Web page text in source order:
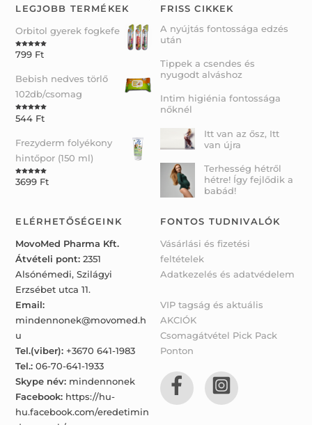
To
LEGJOBB TERMÉKEK
Orbitol gyerek fogkefe
Rated5.00
out of 5
799 Ft
Bebish nedves törlő
102db/csomag
Rated5.00
out of 5
544 Ft
Frezyderm folyékony
hintőpor (150 ml)
Rated5.00
out of 5
3699 Ft
FRISS CIKKEK
A nyújtás fontossága edzés
után
Tippek a csendes és
nyugodt alváshoz
Intim higiénia fontossága
nőknél
Itt van az ősz, Itt
van újra
Terhesség hétről
hétre! Így fejlődik a
babád!
ELÉRHETŐSÉGEINK
MovoMed Pharma Kft.
Átvételi pont: 2351
Alsónémedi, Szilágyi
Erzsébet utca 11.
Email:
mindennonek@movomed.h
u
Tel.(viber): +3670 641-1983
Tel.: 06-70-641-1933
Skype név: mindennonek
Facebook: https://hu-
hu.facebook.com/eredetimin
FONTOS TUDNIVALÓK
Vásárlási és fizetési
feltételek
Adatkezelés és adatvédelem
VIP tagság és aktuális
AKCIÓK
Csomagátvétel Pick Pack
Ponton